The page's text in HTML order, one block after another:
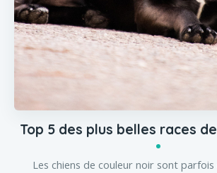
Top 5 des plus belles races
Les chiens de couleur noir sont